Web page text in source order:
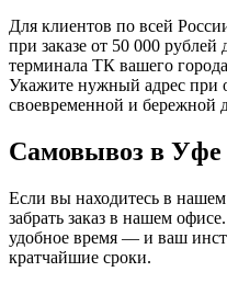
Для клиентов по всей
при заказе от 50 000 рублей
терминала ТК вашего
Укажите нужный адрес при
своевременной и бережной
Самовывоз в Уфе
Если вы находитесь в
забрать заказ в нашем
удобное время — и ваш
кратчайшие сроки.